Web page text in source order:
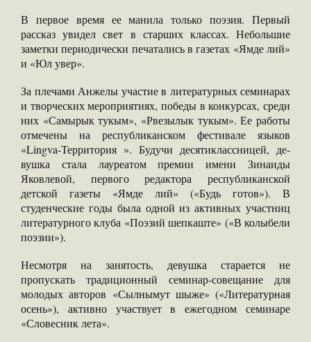
В первое время ее ма­нила только поэзия. Первый
рассказ увидел свет в старших классах. Небольшие
заметки пе­риодически печатались в газетах «Ямде лий»
и «Юл увер».
За плечами Анжелы участие в литературных семинарах
и творческих мероприятиях, победы в конкурсах, среди
них «Самырык тукым», «Рвезылык тукым». Ее работы
отмечены на ре­спубликанском фести­вале языков
«Lingva-Территория ». Будучи десятиклассницей, де­
вушка стала лауреатом премии имени Зинаи­ды
Яковлевой, перво­го редактора республи­канской
детской газеты «Ямде лий» («Будь го­тов»). В
студенческие го­ды была одной из актив­ных участниц
литера­турного клуба «Поэзий шепкаште» («В колыбе­ли
поэзии»).
Несмотря на заня­тость, девушка старает­ся не
пропускать тради­ционный семинар-сове­щание для
молодых ав­торов «Сылнымут шыже» («Литературная
осень»), активно уча­ствует в ежегодном се­минаре
«Словесник ле­та».